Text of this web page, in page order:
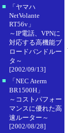
■
「ヤマハ
NetVolante
RT56v」
～IP電話、VPNに
対応する高機能ブ
ロードバンドルー
タ～
[2002/09/13]
■
「NEC Aterm
BR1500H」
～コストパフォー
マンスに優れた高
速ルーター～
[2002/08/28]